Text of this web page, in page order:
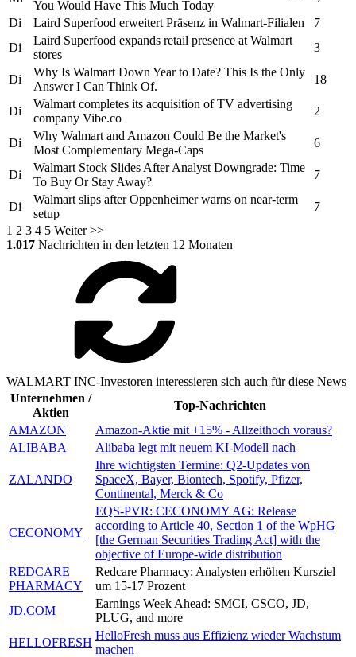
You Would Have This Much Today
Di
Laird Superfood erweitert Präsenz in Walmart-Filialen
7
Di
Laird Superfood expands retail presence at Walmart
stores
3
Di
Why Is Walmart Down Year to Date? This Is the Only
Answer I Can Think Of.
18
Di
Walmart completes its acquisition of TV advertising
company Vibe.co
2
Di
Why Walmart and Amazon Could Be the Market's
Most Complementary Mega-Caps
6
Di
Walmart Stock Slides After Analyst Downgrade: Time
To Buy Or Stay Away?
7
Di
Walmart slips after Oppenheimer warns on near-term
setup
7
1 2 3 4 5 Weiter >>
1.017 Nachrichten in den letzten 12 Monaten
WALMART INC-Investoren interessieren sich auch für diese News
Unternehmen /
Aktien
Top-Nachrichten
AMAZON
Amazon-Aktie mit +15% - Allzeithoch voraus?
ALIBABA
Alibaba legt mit neuem KI-Modell nach
ZALANDO
Ihre wichtigsten Termine: Q2-Updates von
SpaceX, Bayer, Biontech, Spotify, Pfizer,
Continental, Merck & Co
CECONOMY
EQS-PVR: CECONOMY AG: Release
according to Article 40, Section 1 of the WpHG
[the German Securities Trading Act] with the
objective of Europe-wide distribution
REDCARE
PHARMACY
Redcare Pharmacy: Analysten erhöhen Kursziel
um 15-17 Prozent
JD.COM
Earnings Week Ahead: SMCI, CSCO, JD,
PLUG, and more
HELLOFRESH
HelloFresh muss aus Effizienz wieder Wachstum
machen